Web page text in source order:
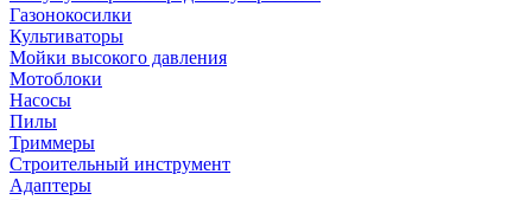
Газонокосилки
Культиваторы
Мойки высокого давления
Мотоблоки
Насосы
Пилы
Триммеры
Строительный инструмент
Адаптеры